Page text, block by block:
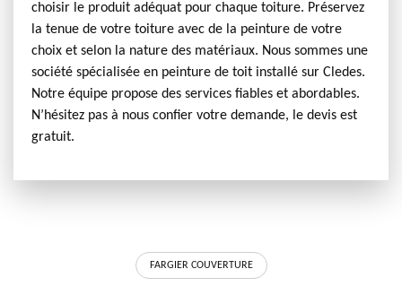
choisir le produit adéquat pour chaque toiture. Préservez
la tenue de votre toiture avec de la peinture de votre
choix et selon la nature des matériaux. Nous sommes une
société spécialisée en peinture de toit installé sur Cledes.
Notre équipe propose des services fiables et abordables.
N’hésitez pas à nous confier votre demande, le devis est
gratuit.
FARGIER COUVERTURE